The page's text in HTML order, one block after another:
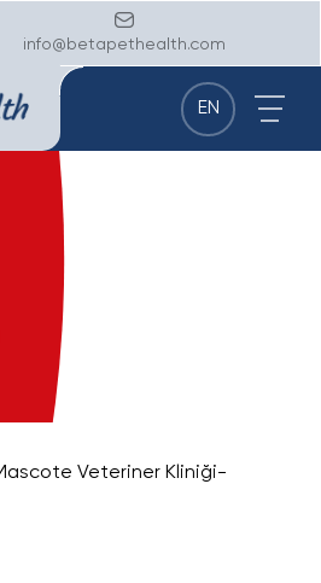
info@betapethealth.com
EN